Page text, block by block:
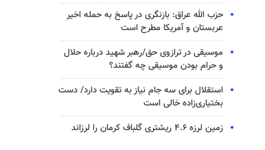
حزب الله عراق: بازنگری در پاسخ به حمله اخیر
عربستان و آمریکا مطرح است
موسیقی در ترازوی حق/رهبر شهید درباره حلال
و حرام بودن موسیقی چه گفتند؟
استقلال برای سه جام نیاز به تقویت دارد/ دست
بختیاری‌زاده خالی است
زمین لرزه ۴.۶ ریشتری گلباف کرمان را لرزاند